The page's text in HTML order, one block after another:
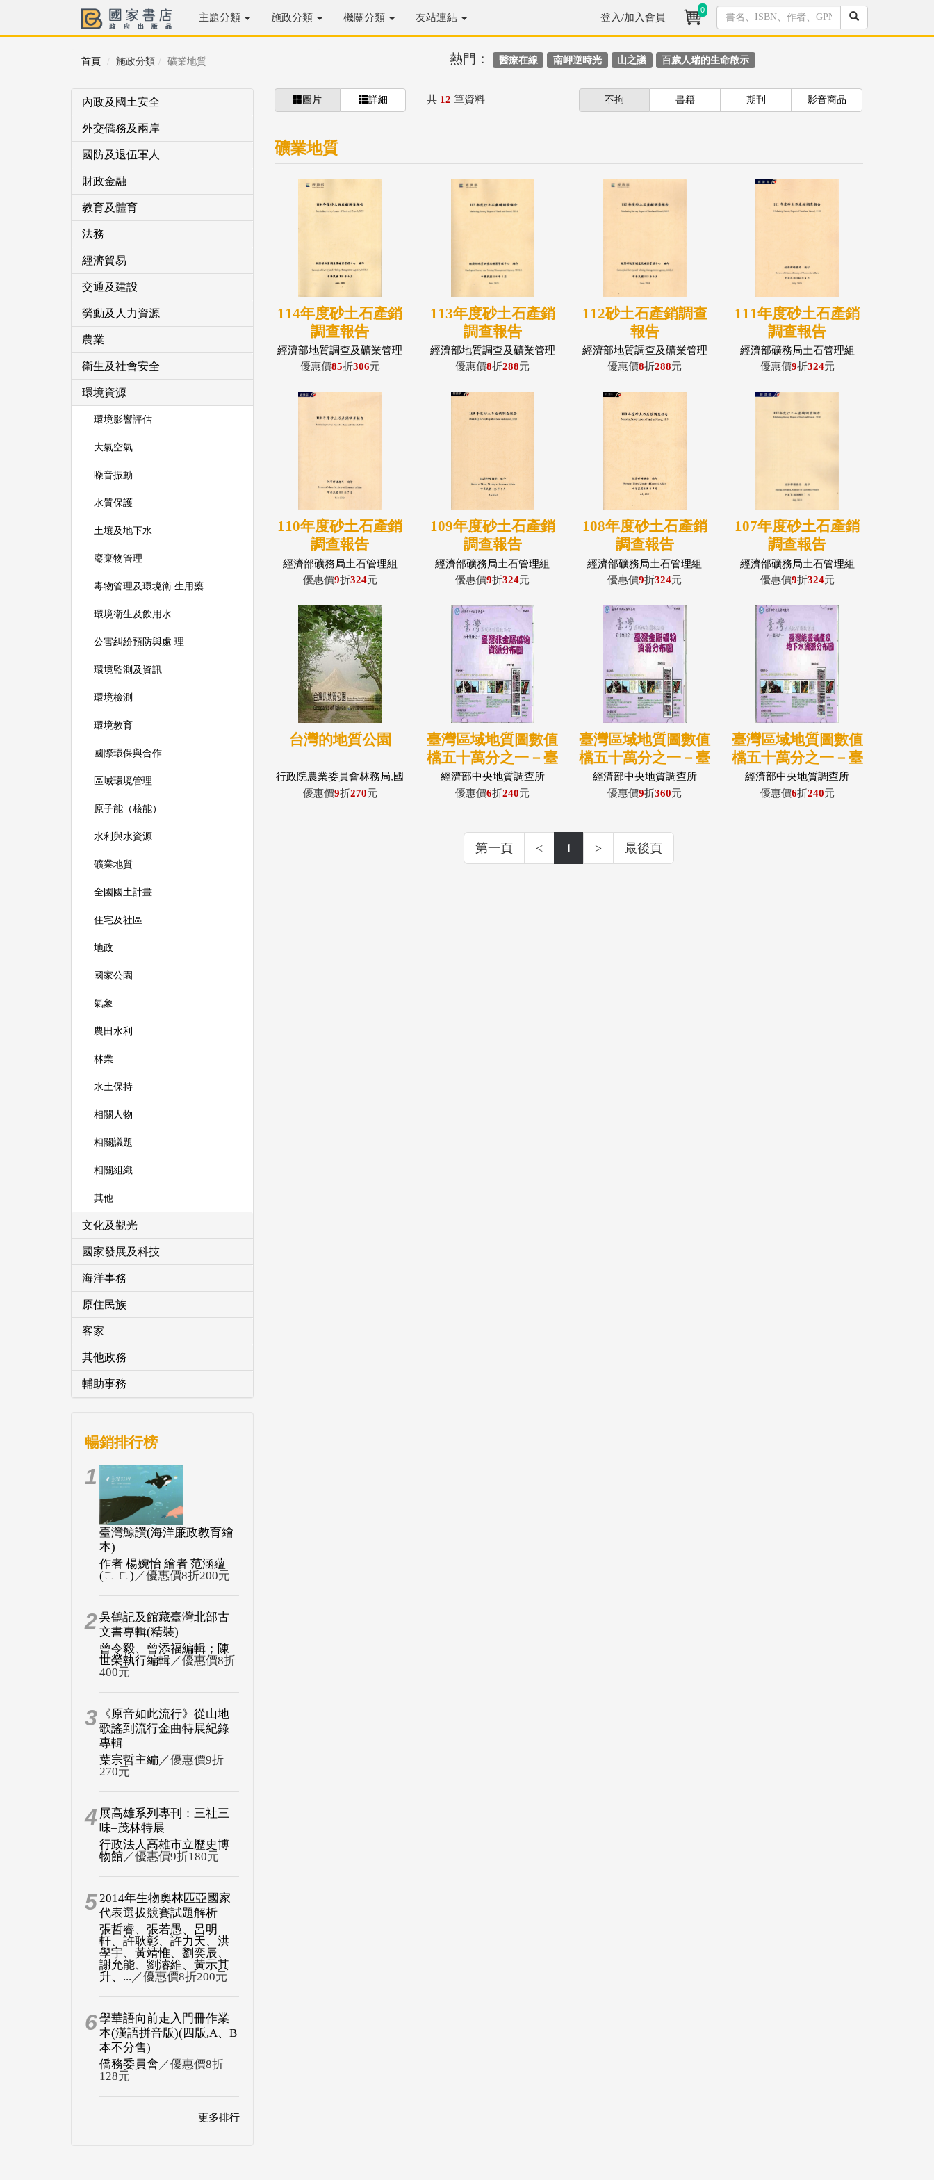
主題分類 施政分類 機關分類 友站連結 登入/加入會員
0
首頁 施政分類 礦業地質 熱門： 醫療在線 南岬逆時光 山之議 百歲人瑞的生命啟示
內政及國土安全
外交僑務及兩岸
國防及退伍軍人
財政金融
教育及體育
法務
經濟貿易
交通及建設
勞動及人力資源
農業
衛生及社會安全
環境資源
環境影響評估
大氣空氣
噪音振動
水質保護
土壤及地下水
廢棄物管理
毒物管理及環境衛 生用藥
環境衛生及飲用水
公害糾紛預防與處 理
環境監測及資訊
環境檢測
環境教育
國際環保與合作
區域環境管理
原子能（核能）
水利與水資源
礦業地質
全國國土計畫
住宅及社區
地政
國家公園
氣象
農田水利
林業
水土保持
相關人物
相關議題
相關組織
其他
文化及觀光
國家發展及科技
海洋事務
原住民族
客家
其他政務
輔助事務
暢銷排行榜
1
臺灣鯨讚(海洋廉政教育繪
本)
作者 楊婉怡 繪者 范涵蘊
(ㄈ ㄈ) ／優惠價8折200元
2吳鶴記及館藏臺灣北部古
文書專輯(精裝)
曾令毅、曾添福編輯；陳
世榮執行編輯／優惠價8折
400元
3
《原音如此流行》從山地
歌謠到流行金曲特展紀錄
專輯
葉宗哲主編 ／優惠價9折
270元
4 展高雄系列專刊：三社三
味–茂林特展
行政法人高雄市立歷史博
物館／優惠價9折180元
52014年生物奧林匹亞國家
代表選拔競賽試題解析
張哲睿、張若愚、呂明
軒、許耿彰、許力天、洪
學宇、黃靖惟、劉奕辰、
謝允能、劉濬維、黃示其
升、... ／優惠價8折200元
6學華語向前走入門冊作業
本(漢語拼音版)(四版,A、B
本不分售)
僑務委員會 ／優惠價8折
128元
更多排行
圖片 詳細 共 12 筆資料 不拘 書籍 期刊 影音商品
礦業地質
114年度砂土石產銷
調查報告
經濟部地質調查及礦業管理
中心 土石管理組
優惠價85折306元
113年度砂土石產銷
調查報告
經濟部地質調查及礦業管理
中心 土石管理組
優惠價8折288元
112砂土石產銷調查
報告
經濟部地質調查及礦業管理
中心，土石管理組
優惠價8折288元
111年度砂土石產銷
調查報告
經濟部礦務局土石管理組
優惠價9折324元
110年度砂土石產銷
調查報告
經濟部礦務局土石管理組
優惠價9折324元
109年度砂土石產銷
調查報告
經濟部礦務局土石管理組
優惠價9折324元
108年度砂土石產銷
調查報告
經濟部礦務局土石管理組
優惠價9折324元
107年度砂土石產銷
調查報告
經濟部礦務局土石管理組
優惠價9折324元
台灣的地質公園
行政院農業委員會林務局,國
立灣大學地理環境資源學系,
林俊全,蘇淑娟
優惠價9折270元
臺灣區域地質圖數值
檔五十萬分之一－臺
灣非金屬礦物資源分
布圖
經濟部中央地質調查所
優惠價6折240元
臺灣區域地質圖數值
檔五十萬分之一－臺
灣金屬礦物資源分布
圖 (光碟)
經濟部中央地質調查所
優惠價9折360元
臺灣區域地質圖數值
檔五十萬分之一－臺
灣能源礦產及地下水
資源分布圖
經濟部中央地質調查所
優惠價6折240元
第一頁 < 1 > 最後頁